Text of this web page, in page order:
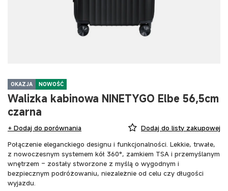
OKAZJA NOWOŚĆ
Walizka kabinowa NINETYGO Elbe 56,5cm
czarna
+ Dodaj do porównania
Dodaj do listy zakupowej
Połączenie eleganckiego designu i funkcjonalności. Lekkie, trwałe,
z nowoczesnym systemem kół 360°, zamkiem TSA i przemyślanym
wnętrzem – zostały stworzone z myślą o wygodnym i
bezpiecznym podróżowaniu, niezależnie od celu czy długości
wyjazdu.